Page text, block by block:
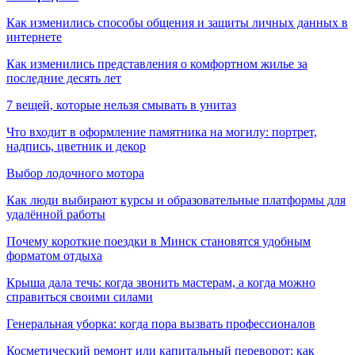
Как изменились способы общения и защиты личных данных в
интернете
Как изменились представления о комфортном жилье за
последние десять лет
7 вещей, которые нельзя смывать в унитаз
Что входит в оформление памятника на могилу: портрет,
надпись, цветник и декор
Выбор лодочного мотора
Как люди выбирают курсы и образовательные платформы для
удалённой работы
Почему короткие поездки в Минск становятся удобным
форматом отдыха
Крыша дала течь: когда звонить мастерам, а когда можно
справиться своими силами
Генеральная уборка: когда пора вызвать профессионалов
Косметический ремонт или капитальный переворот: как